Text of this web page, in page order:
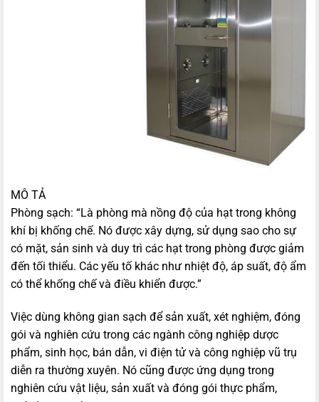
MÔ TẢ
Phòng sạch: “Là phòng mà nồng độ của hạt trong không
khí bị khống chế. Nó được xây dựng, sử dụng sao cho sự
có mặt, sản sinh và duy trì các hạt trong phòng được giảm
đến tối thiểu. Các yếu tố khác như nhiệt độ, áp suất, độ ẩm
có thể khống chế và điều khiển được.”
Việc dùng không gian sạch để sản xuất, xét nghiệm, đóng
gói và nghiên cứu trong các ngành công nghiệp dược
phẩm, sinh học, bán dẫn, vi điện tử và công nghiệp vũ trụ
diễn ra thường xuyên. Nó cũng được ứng dụng trong
nghiên cứu vật liệu, sản xuất và đóng gói thực phẩm,